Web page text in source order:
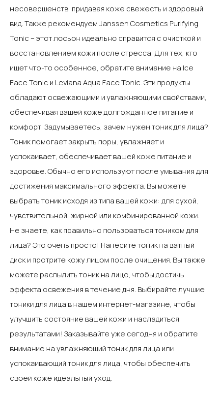
несовершенств, придавая коже свежесть и здоровый
вид. Также рекомендуем Janssen Cosmetics Purifying
Tonic – этот лосьон идеально справится с очисткой и
восстановлением кожи после стресса.‍ Для тех, кто
ищет что-то особенное, обратите внимание на Ice
Face Tonic и Leviana Aqua Face Tonic. Эти продукты
обладают освежающими и увлажняющими свойствами,
обеспечивая вашей коже долгожданное питание и
комфорт.‍ Задумываетесь, зачем нужен тоник для лица?
Тоник помогает закрыть поры, увлажняет и
успокаивает, обеспечивает вашей коже питание и
здоровье. Обычно его используют после умывания для
достижения максимального эффекта. Вы можете
выбрать тоник исходя из типа вашей кожи: для сухой,
чувствительной, жирной или комбинированной кожи.‍
Не знаете, как правильно пользоваться тоником для
лица? Это очень просто! Нанесите тоник на ватный
диск и протрите кожу лицом после очищения. Вы также
можете распылить тоник на лицо, чтобы достичь
эффекта освежения в течение дня.‍ Выбирайте лучшие
тоники для лица в нашем интернет-магазине, чтобы
улучшить состояние вашей кожи и насладиться
результатами! Заказывайте уже сегодня и обратите
внимание на увлажняющий тоник для лица или
успокаивающий тоник для лица, чтобы обеспечить
своей коже идеальный уход.